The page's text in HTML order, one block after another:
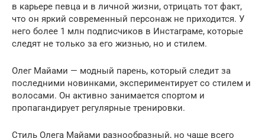
в карьере певца и в личной жизни, отрицать тот факт,
что он яркий современный персонаж не приходится. У
него более 1 млн подписчиков в Инстаграме, которые
следят не только за его жизнью, но и стилем.
Олег Майами — модный парень, который следит за
последними новинками, экспериментирует со стилем и
волосами. Он активно занимается спортом и
пропагандирует регулярные тренировки.
Стиль Олега Майами разнообразный, но чаще всего